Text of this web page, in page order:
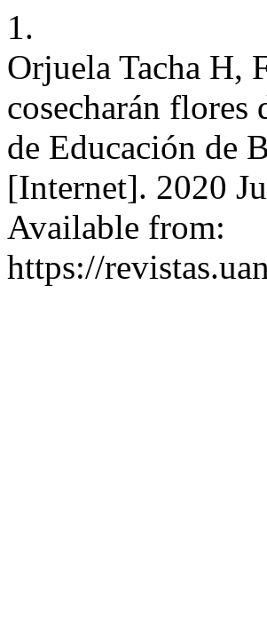
1.
Orjuela Tacha H,
cosecharán flores
de Educación de
[Internet]. 2020
Available from:
https://